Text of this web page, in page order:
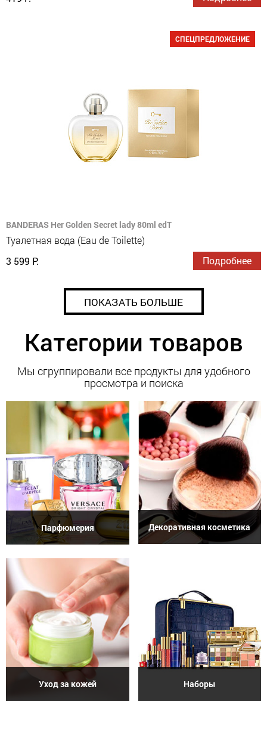
СПЕЦПРЕДЛОЖЕНИЕ
BANDERAS Her Golden Secret lady 80ml edT
Туалетная вода (Eau de Toilette)
3 599 Р.
Подробнее
ПОКАЗАТЬ БОЛЬШЕ
Категории товаров
Мы сгруппировали все продукты для удобного
просмотра и поиска
Парфюмерия Декоративная косметика
Уход за кожей Наборы